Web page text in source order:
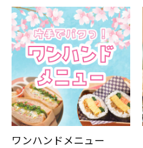
ワンハンドメニュー